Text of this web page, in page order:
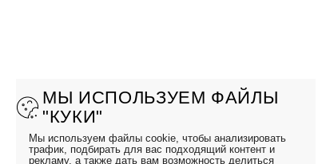
МЫ ИСПОЛЬЗУЕМ ФАЙЛЫ
"КУКИ"
Мы используем файлы cookie, чтобы анализировать
трафик, подбирать для вас подходящий контент и
рекламу, а также дать вам возможность делиться